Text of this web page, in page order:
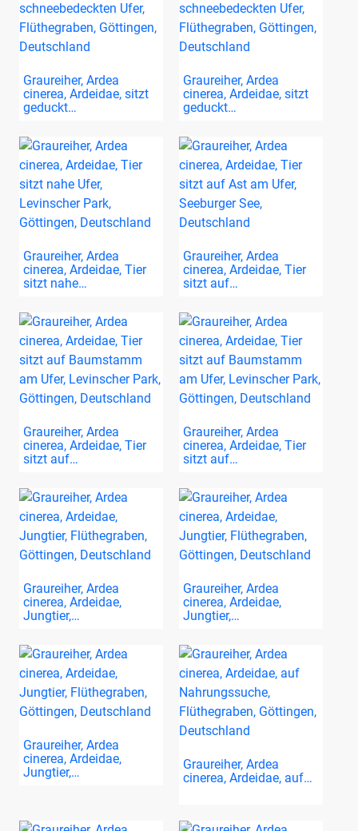
Graureiher, Ardea
cinerea, Ardeidae, sitzt
geduckt…
Graureiher, Ardea
cinerea, Ardeidae, sitzt
geduckt…
Graureiher, Ardea
cinerea, Ardeidae, Tier
sitzt nahe…
Graureiher, Ardea
cinerea, Ardeidae, Tier
sitzt auf…
Graureiher, Ardea
cinerea, Ardeidae, Tier
sitzt auf…
Graureiher, Ardea
cinerea, Ardeidae, Tier
sitzt auf…
Graureiher, Ardea
cinerea, Ardeidae,
Jungtier,…
Graureiher, Ardea
cinerea, Ardeidae,
Jungtier,…
Graureiher, Ardea
cinerea, Ardeidae,
Jungtier,…
Graureiher, Ardea
cinerea, Ardeidae, auf…